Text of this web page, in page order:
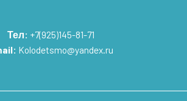
Тел: +7(925)145-81-71
Kolodetsmo@yandex.ru